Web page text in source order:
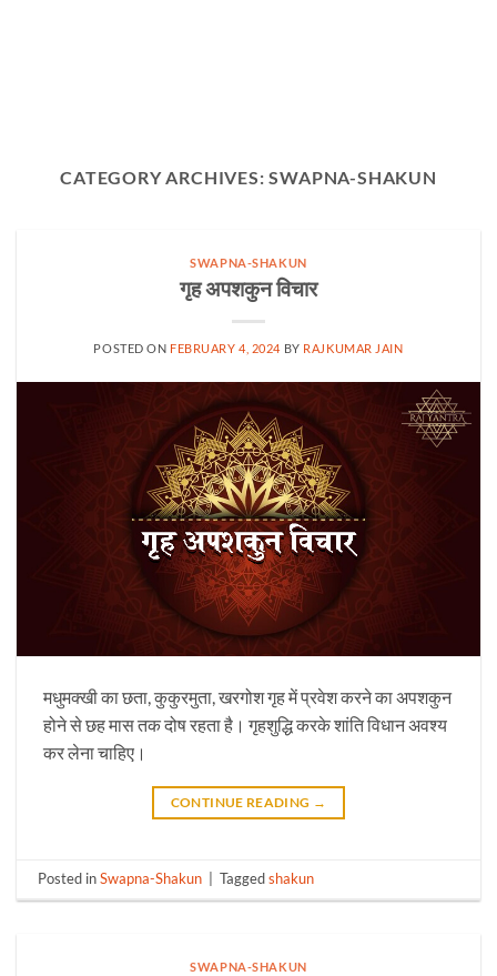
CATEGORY ARCHIVES:SWAPNA-SHAKUN
SWAPNA-SHAKUN
गृह अपशकुन विचार
POSTED ON FEBRUARY 4, 2024 BY RAJKUMAR JAIN
मधुमक्खी का छता, कुकुरमुता, खरगोश गृह में प्रवेश करने का अपशकुन
होने से छह मास तक दोष रहता है। गृहशुद्धि करके शांति विधान अवश्य
कर लेना चाहिए।
CONTINUE READING →
Posted inSwapna-Shakun Taggedshakun
SWAPNA-SHAKUN